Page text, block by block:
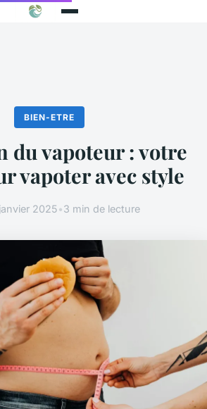
BIEN-ETRE
du vapoteur : votre
vapoter avec style
2025•3 min de lecture